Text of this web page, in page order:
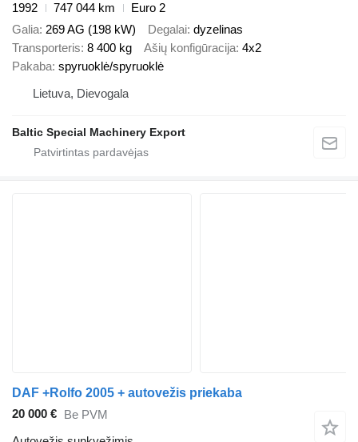
1992
747 044 km
Euro 2
Galia 269 AG (198 kW) Degalai dyzelinas
Transporteris 8 400 kg Ašių konfigūracija 4x2
Pakaba spyruoklė/spyruoklė
Lietuva, Dievogala
Baltic Special Machinery Export
DAF +Rolfo 2005 + autovežis priekaba
20 000 € Be PVM